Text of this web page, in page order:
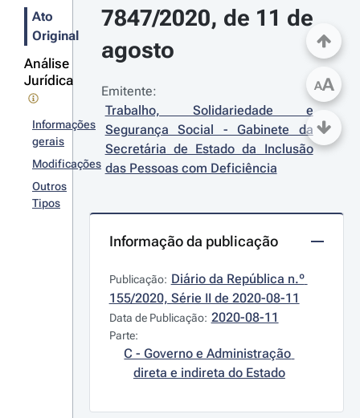
Ato
Original
Análise
Jurídica
Informações
gerais
Modificações
Outros
Tipos
7847/2020, de 11 de
agosto
Emitente:
Trabalho, Solidariedade e
Segurança Social - Gabinete da
Secretária de Estado da Inclusão
das Pessoas com Deficiência
Informação da publicação
Publicação: Diário da República n.º
155/2020, Série II de 2020-08-11
Data de Publicação: 2020-08-11
Parte:
C - Governo e Administração
direta e indireta do Estado
AA